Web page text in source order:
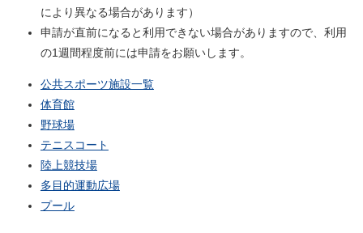
により異なる場合があります）
申請が直前になると利用できない場合がありますので、利用
の1週間程度前には申請をお願いします。
公共スポーツ施設一覧
体育館
野球場
テニスコート
陸上競技場
多目的運動広場
プール